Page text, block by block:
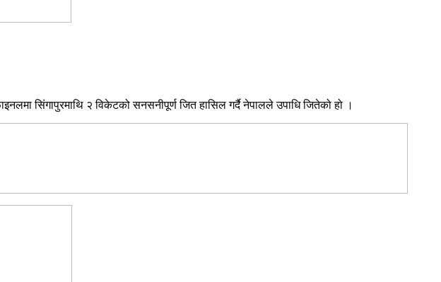
सिंगापुरमाथि २ विकेटको सनसनीपूर्ण जित हासिल गर्दै नेपालले उपाधि जितेको हो ।